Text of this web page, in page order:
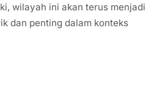
wilayah ini akan terus menjadi
dan penting dalam konteks